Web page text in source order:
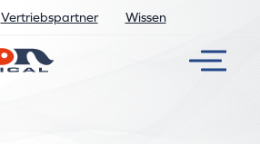
Vertriebspartner Wissen